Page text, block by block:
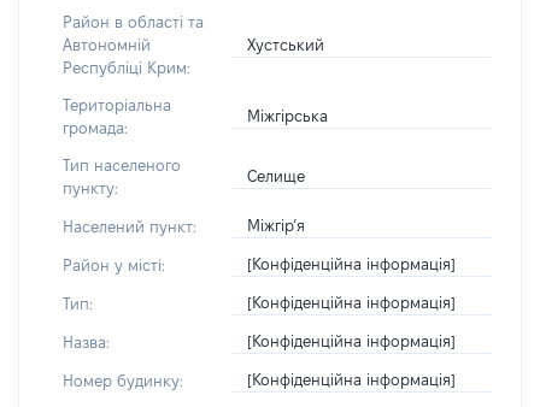
Район в області та
Автономній
Республіці Крим:
Хустський
Територіальна
громада:
Міжгірська
Тип населеного
пункту:
Селище
Населений пункт: Міжгір’я
Район у місті: [Конфіденційна інформація]
Тип: [Конфіденційна інформація]
Назва: [Конфіденційна інформація]
Номер будинку: [Конфіденційна інформація]